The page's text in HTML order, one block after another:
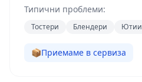
Типични проблеми:
Тостери Блендери Ютии
📦Приемаме в сервиза